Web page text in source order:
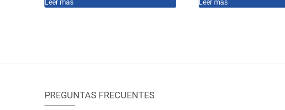
Leer más Leer más
PREGUNTAS FRECUENTES